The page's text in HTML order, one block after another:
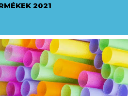
2021